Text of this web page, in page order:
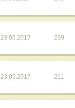
23.05.2017 239
23.05.2017 211